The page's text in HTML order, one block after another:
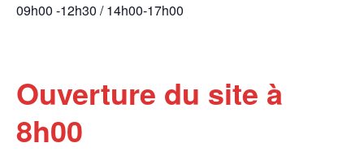
09h00 -12h30 / 14h00-17h00
Ouverture du site à
8h00